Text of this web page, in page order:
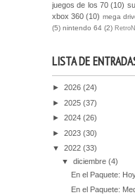
juegos de los 70 (10)
xbox 360 (10) mega
(5) nintendo 64 (2)
LISTA DE
► 2026 (24)
► 2025 (37)
► 2024 (26)
► 2023 (30)
▼ 2022 (33)
▼diciembre(4)
En el Paquete:
En el Paquete: